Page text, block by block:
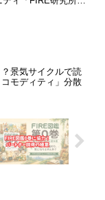
景気サイクルで読
モディティ」分散